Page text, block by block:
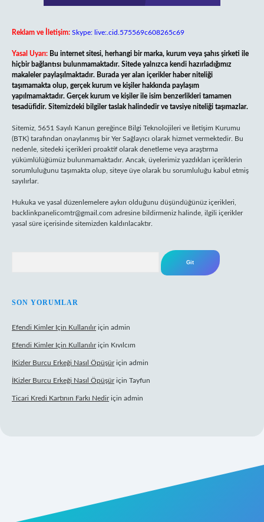
Reklam ve İletişim: Skype: live:.cid.575569c608265c69
Yasal Uyarı: Bu internet sitesi, herhangi bir marka, kurum veya şahıs şirketi ile
hiçbir bağlantısı bulunmamaktadır. Sitede yalnızca kendi hazırladığımız
makaleler paylaşılmaktadır. Burada yer alan içerikler haber niteliği
taşımamakta olup, gerçek kurum ve kişiler hakkında paylaşım
yapılmamaktadır. Gerçek kurum ve kişiler ile isim benzerlikleri tamamen
tesadüfidir. Sitemizdeki bilgiler taslak halindedir ve tavsiye niteliği taşımazlar.
Sitemiz, 5651 Sayılı Kanun gereğince Bilgi Teknolojileri ve İletişim Kurumu
(BTK) tarafından onaylanmış bir Yer Sağlayıcı olarak hizmet vermektedir. Bu
nedenle, sitedeki içerikleri proaktif olarak denetleme veya araştırma
yükümlülüğümüz bulunmamaktadır. Ancak, üyelerimiz yazdıkları içeriklerin
sorumluluğunu taşımakta olup, siteye üye olarak bu sorumluluğu kabul etmiş
sayılırlar.
Hukuka ve yasal düzenlemelere aykırı olduğunu düşündüğünüz içerikleri,
backlinkpanelicomtr@gmail.com adresine bildirmeniz halinde, ilgili içerikler
yasal süre içerisinde sitemizden kaldırılacaktır.
SON YORUMLAR
Efendi Kimler Için Kullanılıriçin admin
Efendi Kimler Için Kullanılıriçin Kıvılcım
İKizler Burcu Erkeği Nasıl Öpüşüriçin admin
İKizler Burcu Erkeği Nasıl Öpüşüriçin Tayfun
Ticari Kredi Kartının Farkı Nediriçin admin